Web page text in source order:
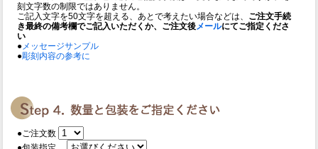
刻文字数の制限ではありません。
ご記入文字を50文字を超える、あとで考えたい場合などは、 ご注文手続
き最終の備考欄でご記入いただくか、ご注文後メールにてご指定くださ
い
●メッセージサンプル
●彫刻内容の参考に
●ご注文数